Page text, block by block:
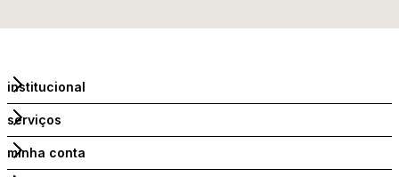
institucional
serviços
minha conta